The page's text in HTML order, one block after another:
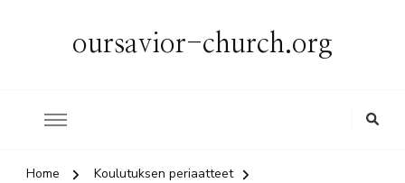
oursavior-church.org
Home
Koulutuksen periaatteet